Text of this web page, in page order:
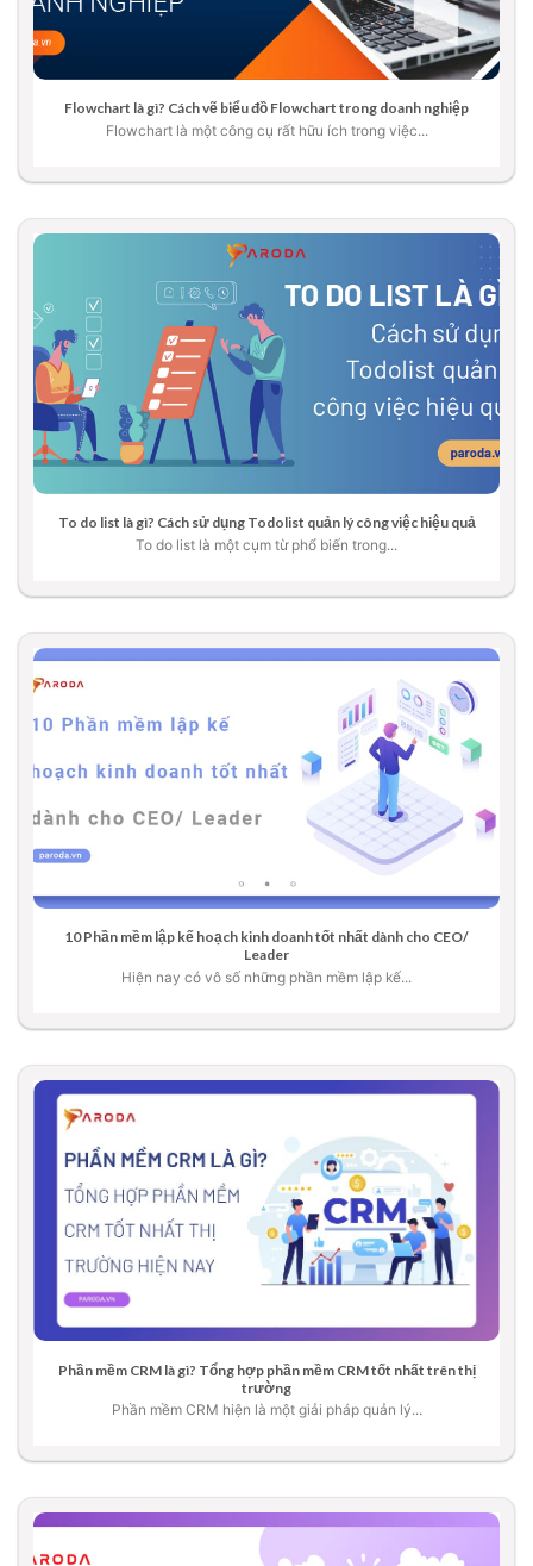
Flowchart là gì? Cách vẽ biểu đồ Flowchart trong doanh nghiệp
Flowchart là một công cụ rất hữu ích trong việc...
To do list là gì? Cách sử dụng Todolist quản lý công việc hiệu quả
To do list là một cụm từ phổ biến trong...
10 Phần mềm lập kế hoạch kinh doanh tốt nhất dành cho CEO/
Leader
Hiện nay có vô số những phần mềm lập kế...
Phần mềm CRM là gì? Tổng hợp phần mềm CRM tốt nhất trên thị
trường
Phần mềm CRM hiện là một giải pháp quản lý...